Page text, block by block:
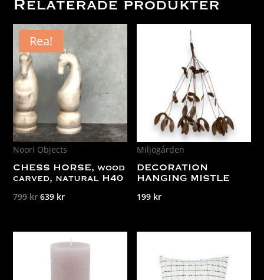
Relaterade produkter
Rea!
Noori Objects
CHESS HORSE, wood
carved, natural H40
799kr Det
var:
639 krDet
är:
Miljögården
DECORATION
HANGING MISTLE
199 kr